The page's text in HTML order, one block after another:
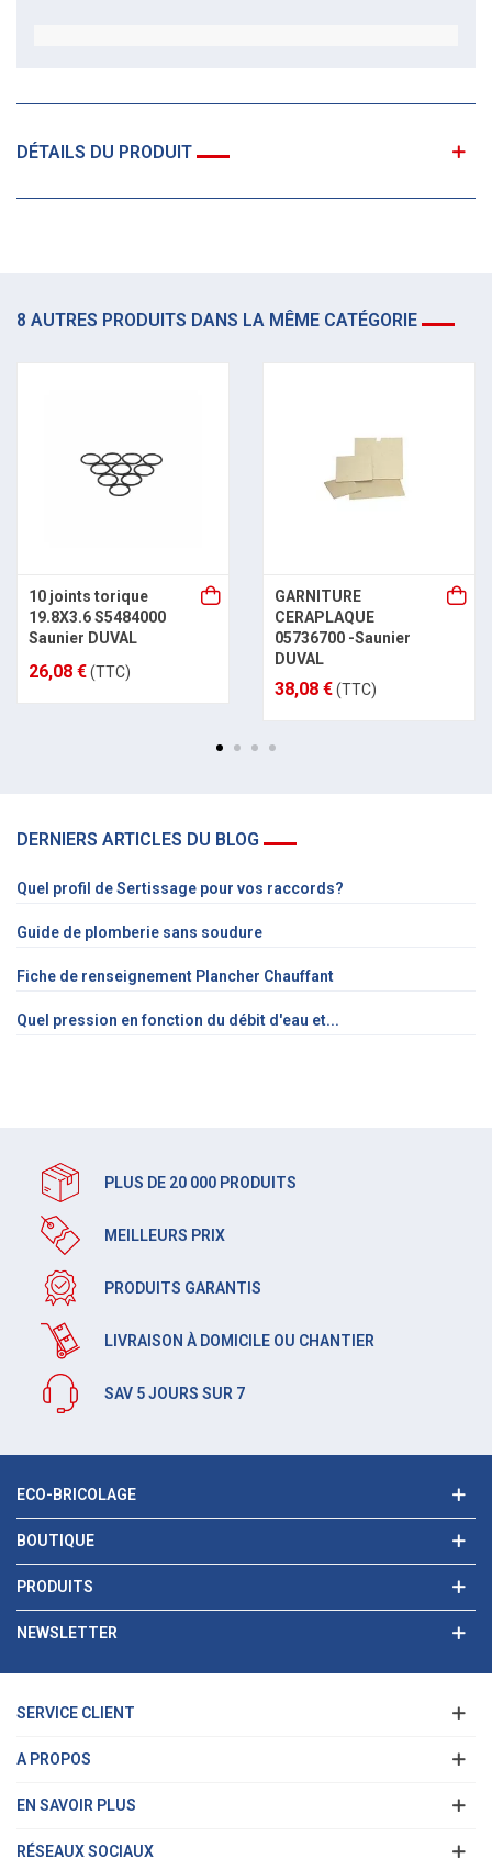
DÉTAILS DU PRODUIT
8 AUTRES PRODUITS DANS LA MÊME CATÉGORIE
10 joints torique
19.8X3.6 S5484000
Saunier DUVAL
26,08 €(TTC)
GARNITURE
CERAPLAQUE
05736700 -Saunier
DUVAL
38,08 €(TTC)
DERNIERS ARTICLES DU BLOG
Quel profil de Sertissage pour vos raccords?
Guide de plomberie sans soudure
Fiche de renseignement Plancher Chauffant
Quel pression en fonction du débit d'eau et...
PLUS DE 20 000 PRODUITS
MEILLEURS PRIX
PRODUITS GARANTIS
LIVRAISON À DOMICILE OU CHANTIER
SAV 5 JOURS SUR 7
ECO-BRICOLAGE
BOUTIQUE
PRODUITS
NEWSLETTER
SERVICE CLIENT
A PROPOS
EN SAVOIR PLUS
RÉSEAUX SOCIAUX